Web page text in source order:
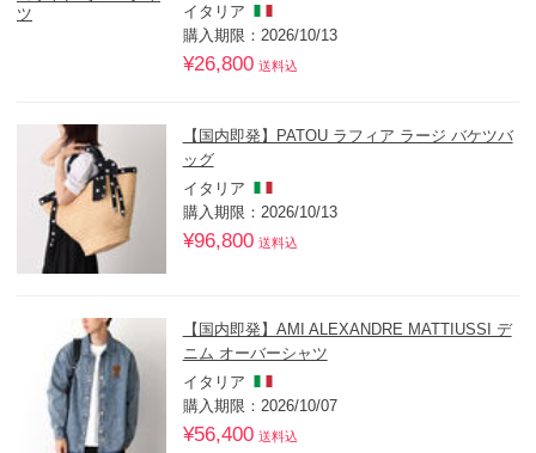
イタリア
購入期限：2026/10/13
¥26,800 送料込
【国内即発】PATOU ラフィア ラージ バケツバ
ッグ
イタリア
購入期限：2026/10/13
¥96,800 送料込
【国内即発】AMI ALEXANDRE MATTIUSSI デ
ニム オーバーシャツ
イタリア
購入期限：2026/10/07
¥56,400 送料込